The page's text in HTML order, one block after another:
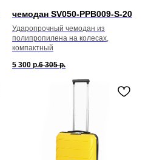
чемодан SV050-PPB009-S-20
Ударопрочный чемодан из
полипропилена на колесах,
компактный
5 300 р.6 305 р.